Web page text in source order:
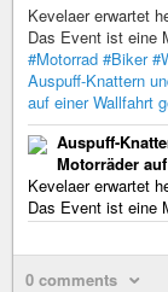
Kevelaer erwartet
Das Event ist eine
#Motorrad #Biker
Auspuff-Knattern
auf einer Wallfahrt
Auspuff-
Motorräder
Kevelaer erwartet
Das Event ist eine
0 comments